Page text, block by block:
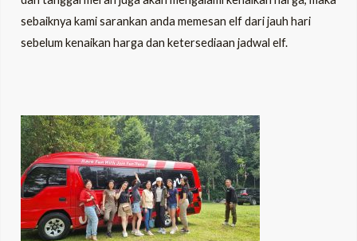
sebaiknya kami sarankan anda memesan elf dari jauh hari
sebelum kenaikan harga dan ketersediaan jadwal elf.